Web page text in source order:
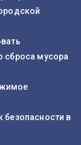
сброса мусора
безопасности в